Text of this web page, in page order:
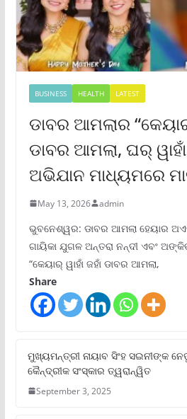
BUSINESS HEALTH LATEST
ଡାବର ଆମଲାର “କେୟାର୍
ଡାବର ଆମଲା, ଘର୍ ୱାହାଁ
ଅଭିଯାନ ମାଧ୍ୟମରେ
May 13, 2026 admin
ଭୁବନେଶ୍ୱର: ଡାବର ଆମଲା ହେୟାର
ଗାୟିକା ଯୁଗଳ ଅନ୍ତରା ନନ୍ଦୀ ଏବଂ
“କେୟାର୍ ୱାହାଁ ଜହାଁ ଡାବର ଆମଲା,
Share
ମୁଖ୍ୟମନ୍ତ୍ରୀ ନାୟାବ ସିଂହ ସଇନୀଙ୍କ
କୈନ୍ଦ୍ରୀକ ସଂସ୍କାର ତ୍ୱରାନ୍ୱିତ
September 3, 2025